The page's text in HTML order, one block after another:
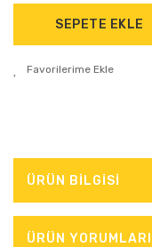
SEPETE EKLE
ÜRÜN BİLGİSİ
ÜRÜN YORUMLARI